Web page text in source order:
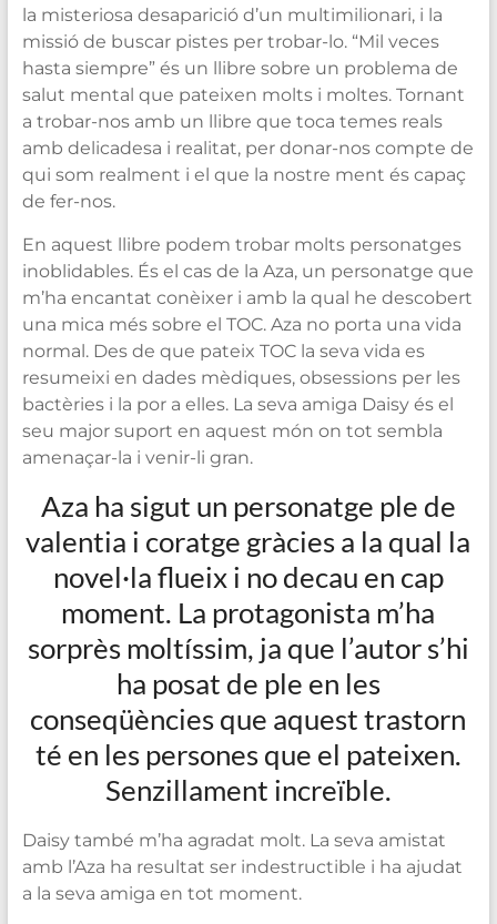
la misteriosa desaparició d’un multimilionari, i la
missió de buscar pistes per trobar-lo. “Mil veces
hasta siempre” és un llibre sobre un problema de
salut mental que pateixen molts i moltes. Tornant
a trobar-nos amb un llibre que toca temes reals
amb delicadesa i realitat, per donar-nos compte de
qui som realment i el que la nostre ment és capaç
de fer-nos.
En aquest llibre podem trobar molts personatges
inoblidables. És el cas de la Aza, un personatge que
m’ha encantat conèixer i amb la qual he descobert
una mica més sobre el TOC. Aza no porta una vida
normal. Des de que pateix TOC la seva vida es
resumeixi en dades mèdiques, obsessions per les
bactèries i la por a elles. La seva amiga Daisy és el
seu major suport en aquest món on tot sembla
amenaçar-la i venir-li gran.
Aza ha sigut un personatge ple de
valentia i coratge gràcies a la qual la
novel·la flueix i no decau en cap
moment. La protagonista m’ha
sorprès moltíssim, ja que l’autor s’hi
ha posat de ple en les
conseqüències que aquest trastorn
té en les persones que el pateixen.
Senzillament increïble.
Daisy també m’ha agradat molt. La seva amistat
amb l’Aza ha resultat ser indestructible i ha ajudat
a la seva amiga en tot moment.